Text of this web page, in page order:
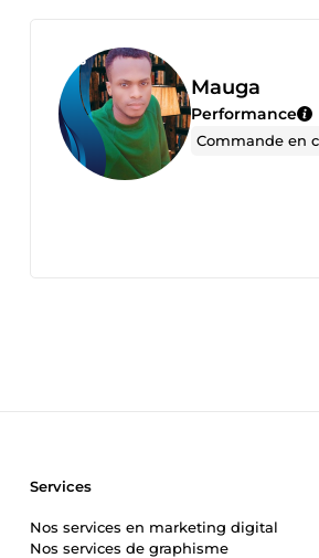
Mauga
Performance
Commande en
Services
Nos services en marketing digital
Nos services de graphisme